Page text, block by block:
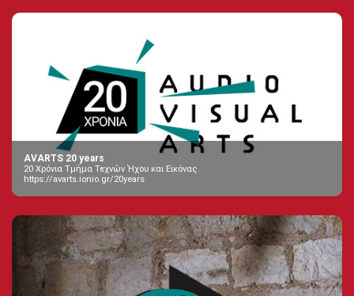
AVARTS 20 years
20 Χρόνια Τμήμα Τεχνών Ήχου και Εικόνας
https://avarts.ionio.gr/20years